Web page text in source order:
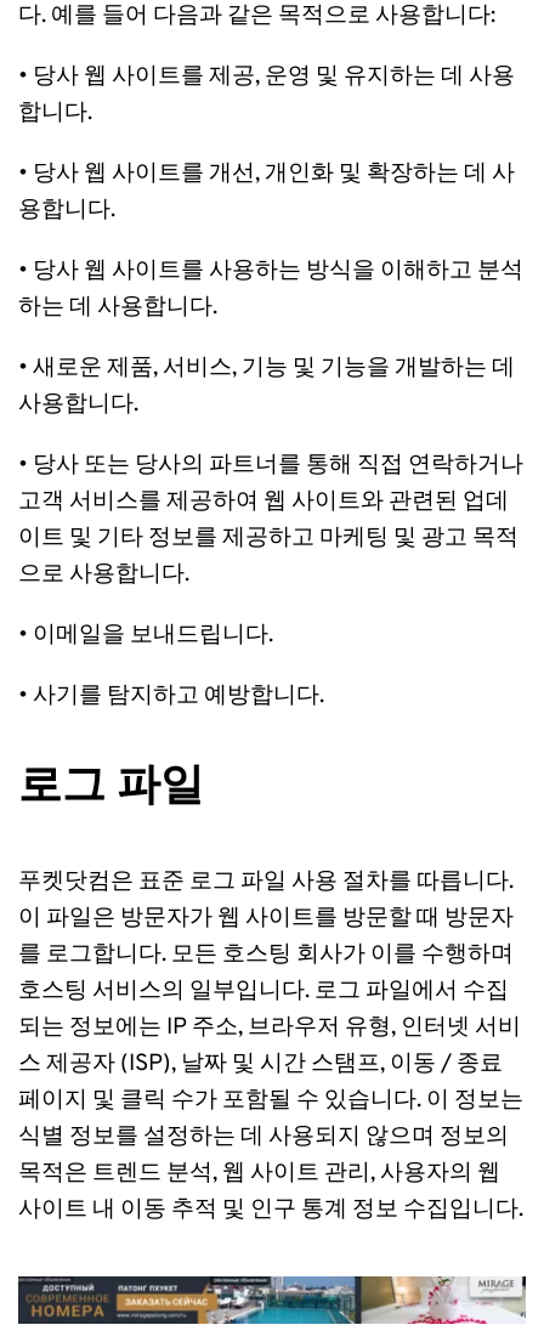
다. 예를 들어 다음과 같은 목적으로 사용합니다:
• 당사 웹 사이트를 제공, 운영 및 유지하는 데 사용
합니다.
• 당사 웹 사이트를 개선, 개인화 및 확장하는 데 사
용합니다.
• 당사 웹 사이트를 사용하는 방식을 이해하고 분석
하는 데 사용합니다.
• 새로운 제품, 서비스, 기능 및 기능을 개발하는 데
사용합니다.
• 당사 또는 당사의 파트너를 통해 직접 연락하거나
고객 서비스를 제공하여 웹 사이트와 관련된 업데
이트 및 기타 정보를 제공하고 마케팅 및 광고 목적
으로 사용합니다.
• 이메일을 보내드립니다.
• 사기를 탐지하고 예방합니다.
로그 파일
푸켓닷컴은 표준 로그 파일 사용 절차를 따릅니다.
이 파일은 방문자가 웹 사이트를 방문할 때 방문자
를 로그합니다. 모든 호스팅 회사가 이를 수행하며
호스팅 서비스의 일부입니다. 로그 파일에서 수집
되는 정보에는 IP 주소, 브라우저 유형, 인터넷 서비
스 제공자 (ISP), 날짜 및 시간 스탬프, 이동 / 종료
페이지 및 클릭 수가 포함될 수 있습니다. 이 정보는
식별 정보를 설정하는 데 사용되지 않으며 정보의
목적은 트렌드 분석, 웹 사이트 관리, 사용자의 웹
사이트 내 이동 추적 및 인구 통계 정보 수집입니다.